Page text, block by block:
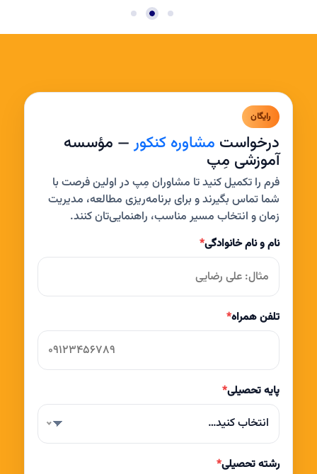
رایگان
درخواست مشاوره کنکور— مؤسسه
آموزشی مِپ
فرم را تکمیل کنید تا مشاوران مِپ در اولین فرصت با
شما تماس بگیرند و برای برنامه‌ریزی مطالعه، مدیریت
زمان و انتخاب مسیر مناسب، راهنمایی‌تان کنند.
نام و نام خانوادگی*
تلفن همراه*
پایه تحصیلی*
انتخاب کنید…
رشته تحصیلی*